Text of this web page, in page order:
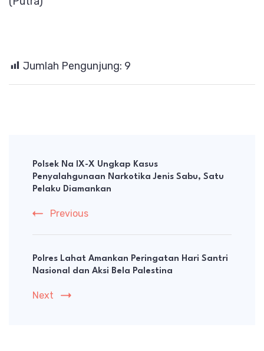
Jumlah Pengunjung: 9
Navigation
Polsek Na IX-X Ungkap Kasus
Penyalahgunaan Narkotika Jenis Sabu, Satu
Pelaku Diamankan
Previous
Polres Lahat Amankan Peringatan Hari Santri
Nasional dan Aksi Bela Palestina
Next